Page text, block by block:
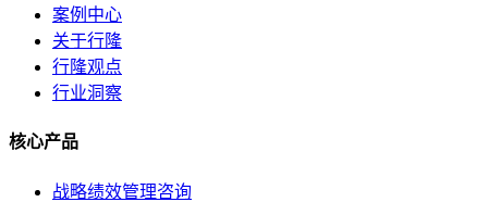
案例中心
关于行隆
行隆观点
行业洞察
核心产品
战略绩效管理咨询